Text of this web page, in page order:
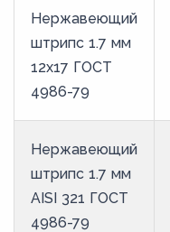
Нержавеющий
штрипс 1.7 мм
12х17 ГОСТ
4986-79
Нержавеющий
штрипс 1.7 мм
AISI 321 ГОСТ
4986-79